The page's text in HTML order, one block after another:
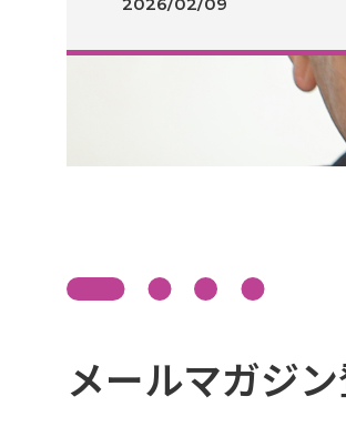
メールマガジ